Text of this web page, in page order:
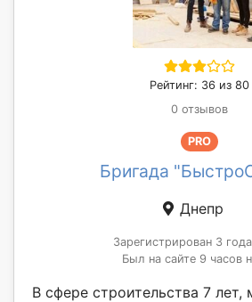
Рейтинг: 36 из 80
0 отзывов
PRO
Бригада
Днепр
Зарегистрирован 3
Был на сайте 9 часов
В сфере строительства 7 лет,